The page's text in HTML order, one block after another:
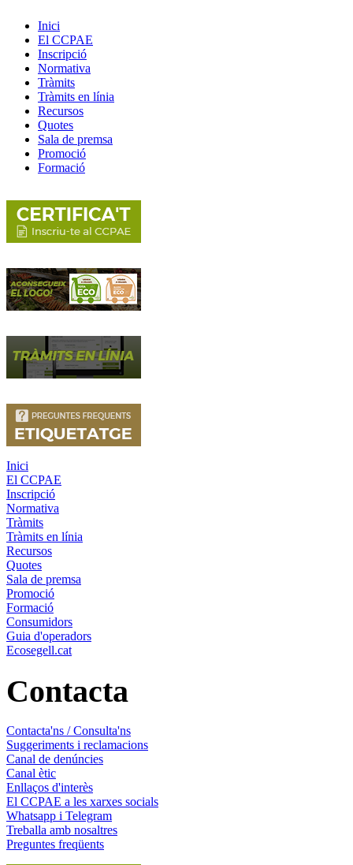
Inici
El CCPAE
Inscripció
Normativa
Tràmits
Tràmits en línia
Recursos
Quotes
Sala de premsa
Promoció
Formació
Inici
El CCPAE
Inscripció
Normativa
Tràmits
Tràmits en línia
Recursos
Quotes
Sala de premsa
Promoció
Formació
Consumidors
Guia d'operadors
Ecosegell.cat
Contacta
Contacta'ns / Consulta'ns
Suggeriments i reclamacions
Canal de denúncies
Canal ètic
Enllaços d'interès
El CCPAE a les xarxes socials
Whatsapp i Telegram
Treballa amb nosaltres
Preguntes freqüents